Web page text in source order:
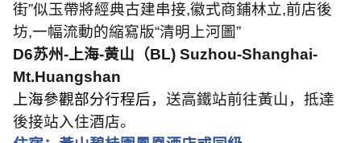
街”似玉帶將經典古建串接,徽式商鋪林立,前店後
坊,一幅流動的縮寫版“清明上河圖”
D6苏州-上海-黄山（BL) Suzhou-Shanghai-
Mt.Huangshan
上海參觀部分行程后， 送高鐵站前往黃山，抵達
後接站入住酒店。